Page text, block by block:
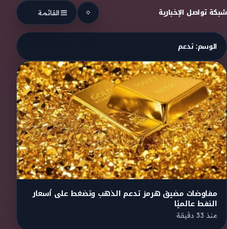
Skip to content
شبكة تواصل الإخبارية القائمة
الوسم:تدعم
مفاوضات مضيق هرمز تدعم الذهب وتضغط على أسعار
النفط عالميًا
منذ 33 دقيقة